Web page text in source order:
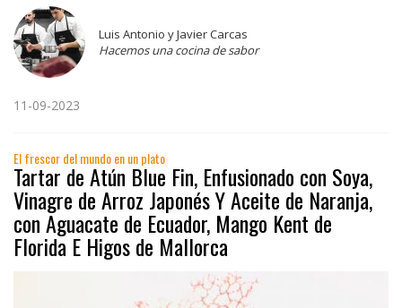
Luis Antonio y Javier Carcas
Hacemos una cocina de sabor
11-09-2023
El frescor del mundo en un plato
Tartar de Atún Blue Fin, Enfusionado con Soya,
Vinagre de Arroz Japonés Y Aceite de Naranja,
con Aguacate de Ecuador, Mango Kent de
Florida E Higos de Mallorca